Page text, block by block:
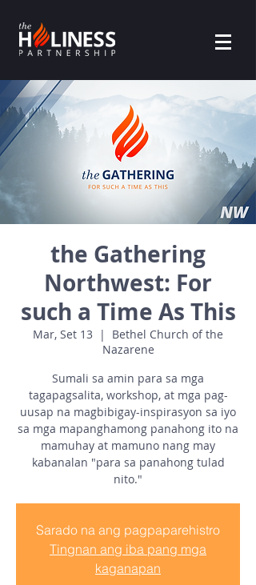
the Gathering
Northwest: For
such a Time As This
Mar, Set 13
  |
Bethel Church of the
Nazarene
Sumali sa amin para sa mga
tagapagsalita, workshop, at mga pag-
uusap na magbibigay-inspirasyon sa iyo
sa mga mapanghamong panahong ito na
mamuhay at mamuno nang may
kabanalan "para sa panahong tulad
nito."
Sarado na ang pagpaparehistro
Tingnan ang iba pang mga
kaganapan